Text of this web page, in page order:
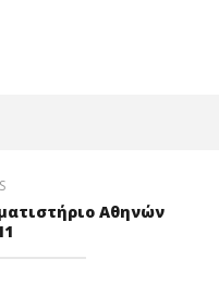
Αθηνών